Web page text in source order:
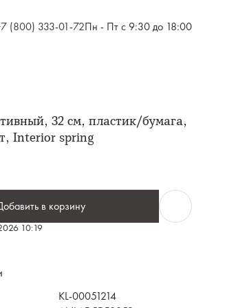
(800) 333-01-72Пн - Пт с 9:30 до 18:00
32 см, пластик/бумага,
Interior spring
10:19
в корзину
KL-00051214